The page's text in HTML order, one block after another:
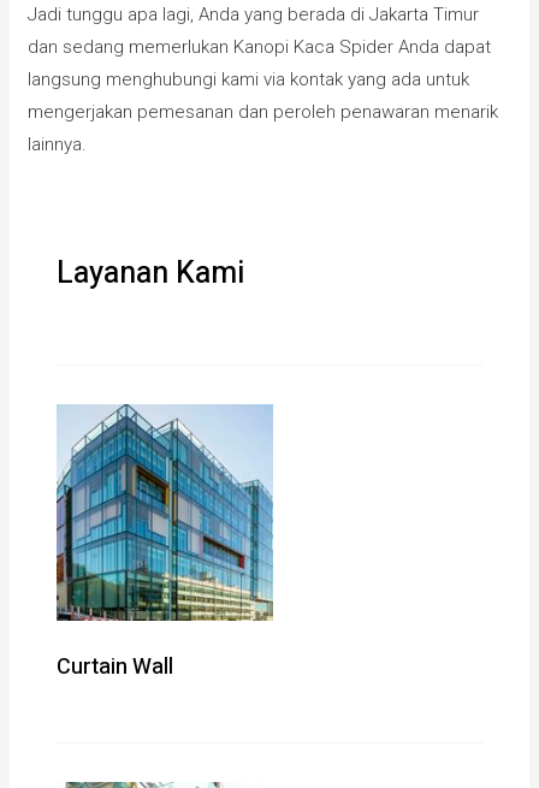
Jadi tunggu apa lagi, Anda yang berada di Jakarta Timur
dan sedang memerlukan Kanopi Kaca Spider Anda dapat
langsung menghubungi kami via kontak yang ada untuk
mengerjakan pemesanan dan peroleh penawaran menarik
lainnya.
Layanan Kami
Curtain Wall